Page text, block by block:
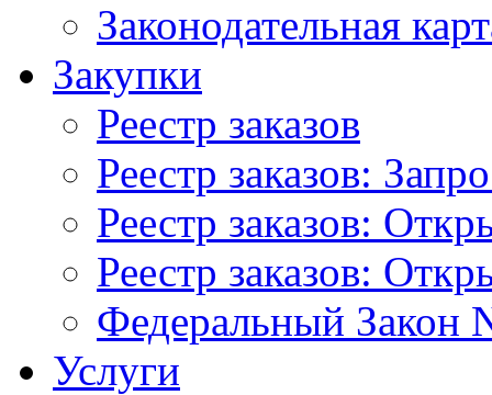
Законодательная
Закупки
Реестр заказов
Реестр заказов:
Реестр заказов:
Реестр заказов:
Федеральный Закон
Услуги